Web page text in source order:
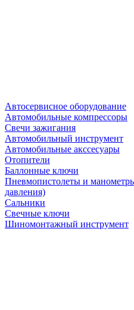
Автосервисное оборудование
Автомобильные компрессоры
Свечи зажигания
Автомобильный инструмент
Автомобильные акссесуары
Отопители
Баллонные ключи
Пневмопистолеты и
давления)
Сальники
Свечные ключи
Шиномонтажный инструмент